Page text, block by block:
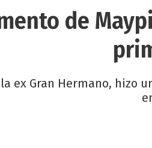
de
ex Gran Hermano, hizo